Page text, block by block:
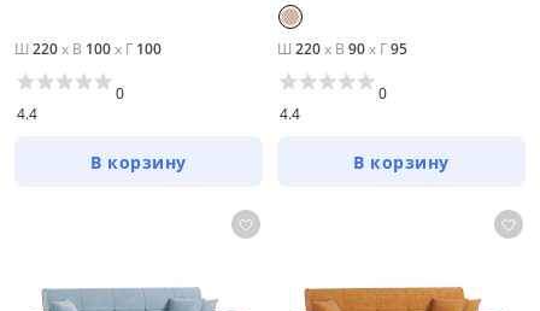
Ш 220x В 100x Г 100
4.4
0
В корзину
Ш 220x В 90x Г95
4.4
0
В корзину